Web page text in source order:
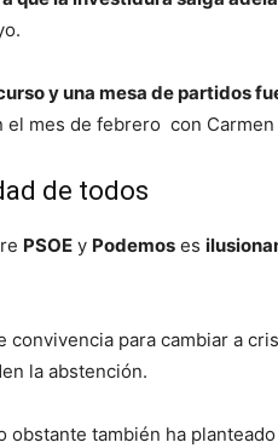
y una mesa de partidos
mes de febrero con Carmen
de todos
PSOE y Podemos es
convivencia para cambiar a
la abstención.
también ha